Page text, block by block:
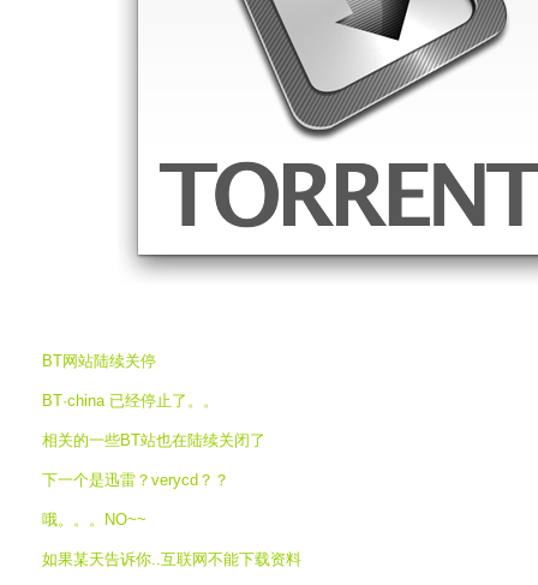
BT网站陆续关停
BT·china 已经停止了。。
相关的一些BT站也在陆续关闭了
下一个是迅雷？verycd？？
哦。。。NO~~
如果某天告诉你..互联网不能下载资料